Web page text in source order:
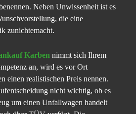
Neben Unwissenheit ist es
die eine
zunichtemacht.
Karben nimmt sich Ihrem
an, wird es vor Ort
einen realistischen Preis nennen.
nicht wichtig, ob es
um einen Unfallwagen handelt